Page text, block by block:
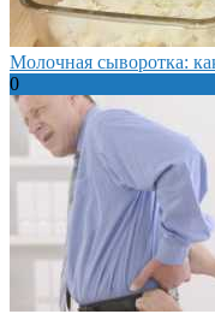
Молочная сыворотка:
0